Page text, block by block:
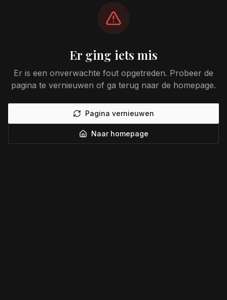
Er ging iets mis
Er is een onverwachte fout opgetreden. Probeer de
pagina te vernieuwen of ga terug naar de homepage.
Pagina vernieuwen
Naar homepage